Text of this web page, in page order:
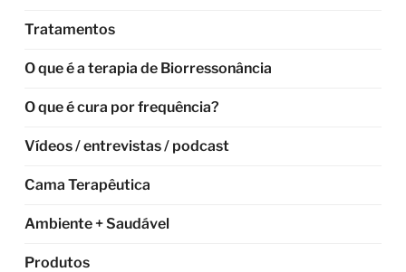
Tratamentos
O que é a terapia de Biorressonância
O que é cura por frequência?
Vídeos / entrevistas / podcast
Cama Terapêutica
Ambiente + Saudável
Produtos